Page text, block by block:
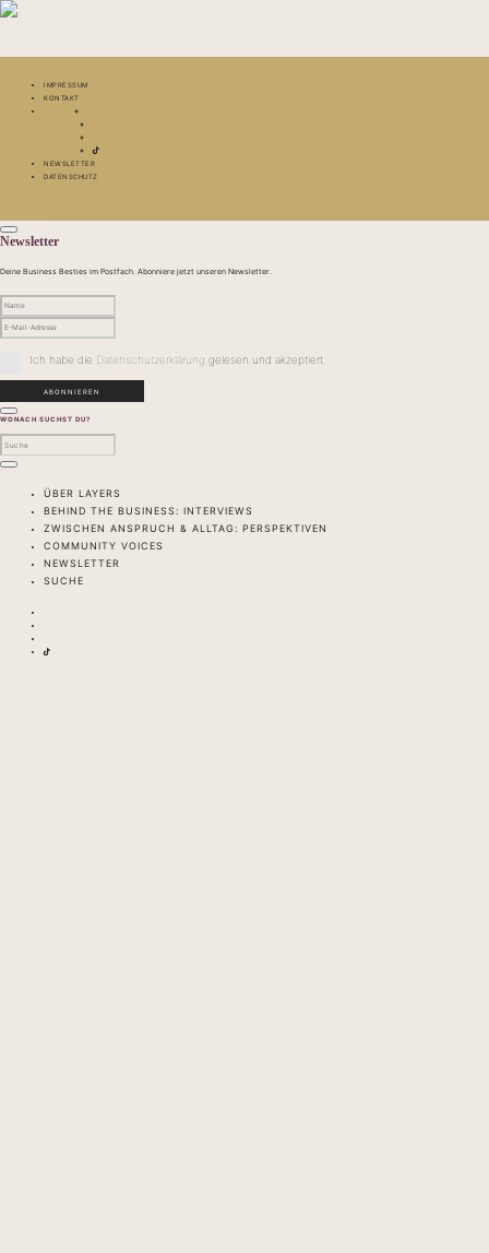
IMPRESSUM
KONTAKT
NEWSLETTER
DATENSCHUTZ
Newsletter
Deine Business Besties im Postfach. Abonniere jetzt unseren Newsletter.
Ich habe die Datenschutzerklärung gelesen und akzeptiert.
WONACH SUCHST DU?
ÜBER LAYERS
BEHIND THE BUSINESS: INTERVIEWS
ZWISCHEN ANSPRUCH & ALLTAG: PERSPEKTIVEN
COMMUNITY VOICES
NEWSLETTER
SUCHE